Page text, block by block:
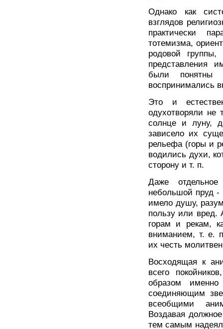
Однако как
взглядов
практически
тотемизма,
родовой
представления
были
воспринимались
Это и
одухотворяли не
солнце и луну,
зависело их
рельефа (горы и
водились духи,
сторону и т. п.
Даже
небольшой пруд -
имело душу,
пользу или вред.
горам и рекам,
вниманием, т. е.
их честь
Восходящая к
всего
образом
соединяющим
всеобщими
Воздавая
тем самым